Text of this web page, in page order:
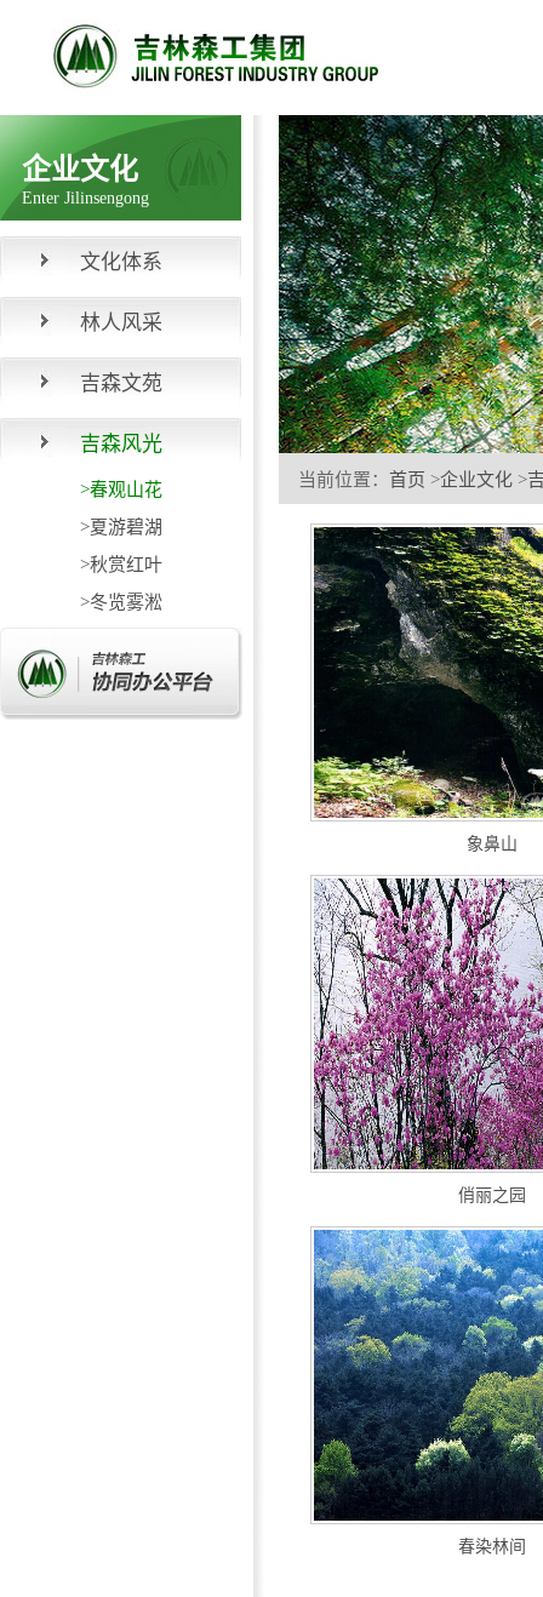
企业文化
Enter Jilinsengong
文化体系
林人风采
吉森文苑
吉森风光
>春观山花
>夏游碧湖
>秋赏红叶
>冬览雾淞
当前位置： 首页 >企业文化 >
象鼻山
俏丽之园
春染林间